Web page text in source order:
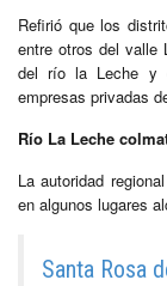
Refirió que los
entre otros del valle
del río la Leche y
empresas privadas
Río La Leche
La autoridad
en algunos lugares
Santa Rosa